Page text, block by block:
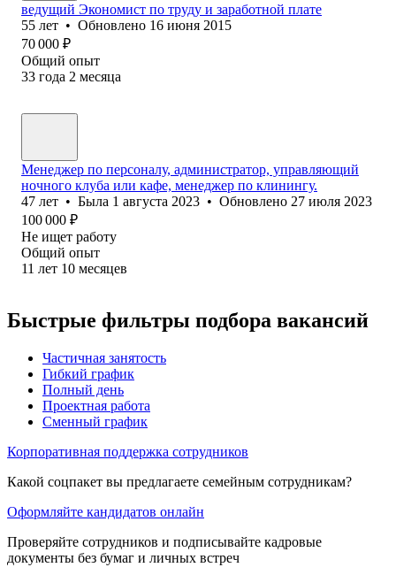
ведущий Экономист по труду и заработной плате
55 лет • Обновлено 16 июня 2015
70 000 ₽
Общий опыт
33 года 2 месяца
Менеджер по персоналу, администратор, управляющий
ночного клуба или кафе, менеджер по клинингу.
47 лет • Была 1 августа 2023 • Обновлено 27 июля 2023
100 000 ₽
Не ищет работу
Общий опыт
11 лет 10 месяцев
Быстрые фильтры подбора вакансий
Частичная занятость
Гибкий график
Полный день
Проектная работа
Сменный график
Корпоративная поддержка сотрудников
Какой соцпакет вы предлагаете семейным сотрудникам?
Оформляйте кандидатов онлайн
Проверяйте сотрудников и подписывайте кадровые
документы без бумаг и личных встреч